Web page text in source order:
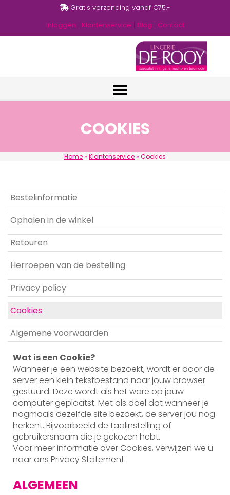
Gratis verzending vanaf €75,-
Inloggen | Klantenservice | Blog | Contact
COOKIES
Home» Klantenservice» Cookies
Bestelinformatie
Ophalen in de winkel
Retouren
Herroepen van de bestelling
Privacy policy
Cookies
Algemene voorwaarden
Wat is een Cookie?
Wanneer je een website bezoekt, wordt er door de
server een klein tekstbestand naar jouw browser
gestuurd. Deze wordt als het ware op jouw
computer geplaatst. Met als doel dat wanneer je
nogmaals dezelfde site bezoekt, de server jou nog
herkent. Bijvoorbeeld de taalinstelling of
gebruikersnaam die je gekozen hebt.
Voor meer informatie over Cookies, verwijzen we u
naar ons Privacy Statement.
ALGEMEEN